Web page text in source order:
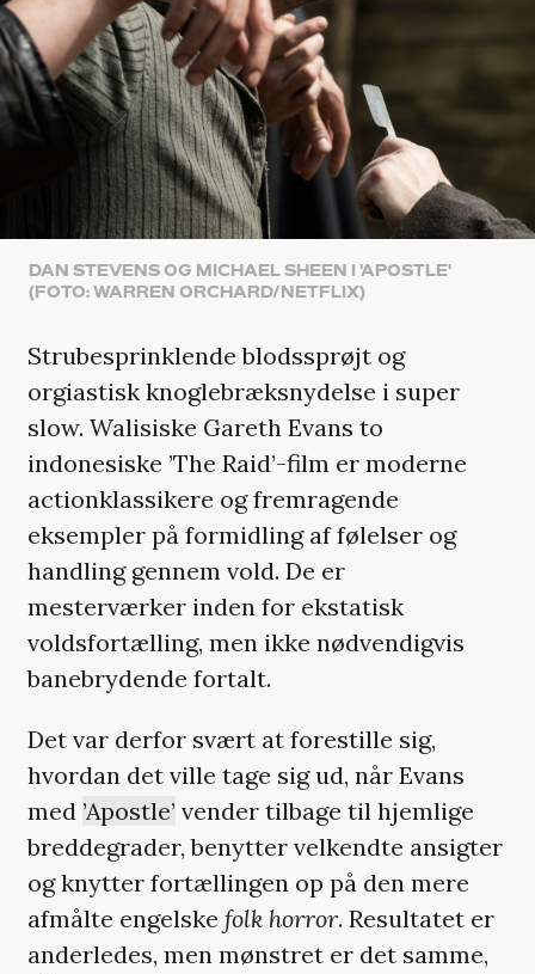
DAN STEVENS OG MICHAEL SHEEN I 'APOSTLE'
(FOTO: WARREN ORCHARD/NETFLIX)
Strubesprinklende blodssprøjt og
orgiastisk knoglebræksnydelse i super
slow. Walisiske Gareth Evans to
indonesiske ’The Raid’-film er moderne
actionklassikere og fremragende
eksempler på formidling af følelser og
handling gennem vold. De er
mesterværker inden for ekstatisk
voldsfortælling, men ikke nødvendigvis
banebrydende fortalt.
Det var derfor svært at forestille sig,
hvordan det ville tage sig ud, når Evans
med ’Apostle’ vender tilbage til hjemlige
breddegrader, benytter velkendte ansigter
og knytter fortællingen op på den mere
afmålte engelske folk horror. Resultatet er
anderledes, men mønstret er det samme,